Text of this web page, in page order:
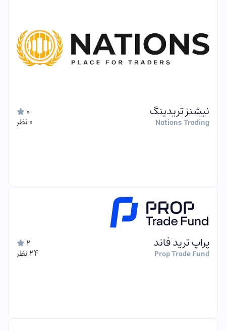
نیشنز تریدینگ
Nations Trading
0
0 نظر
پراپ ترید فاند
Prop Trade Fund
2
24 نظر